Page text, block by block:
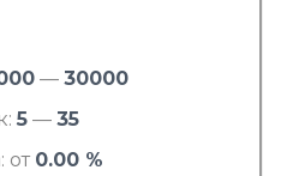
— 30000
5— 35
от 0.00 %